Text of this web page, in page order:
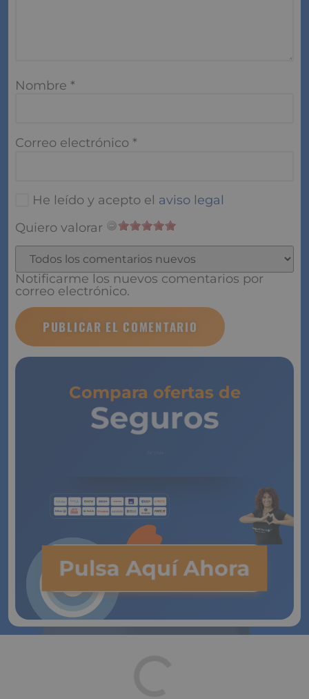
Nombre *
Correo electrónico *
He leído y acepto el aviso legal
Quiero valorar
Notificarme los nuevos comentarios por
correo electrónico.
Compara ofertas de
Seguros
Pulsa Aquí Ahora